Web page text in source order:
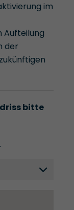
im
Aufteilung
der
bitte